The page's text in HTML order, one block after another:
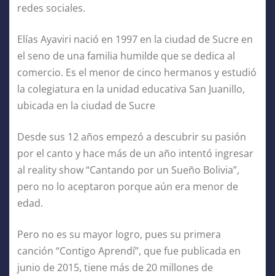
redes sociales.
Elías Ayaviri nació en 1997 en la ciudad de Sucre en
el seno de una familia humilde que se dedica al
comercio. Es el menor de cinco hermanos y estudió
la colegiatura en la unidad educativa San Juanillo,
ubicada en la ciudad de Sucre
Desde sus 12 años empezó a descubrir su pasión
por el canto y hace más de un año intentó ingresar
al reality show “Cantando por un Sueño Bolivia”,
pero no lo aceptaron porque aún era menor de
edad.
Pero no es su mayor logro, pues su primera
canción “Contigo Aprendí”, que fue publicada en
junio de 2015, tiene más de 20 millones de